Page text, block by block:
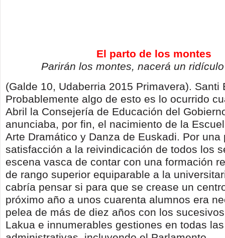
El parto de los montes
Parirán los montes, nacerá un
(Galde 10, Udaberria 2015 Primavera). Santi
Probablemente algo de esto es lo ocurrido
Abril la Consejería de Educación del
anunciaba, por fin, el nacimiento de la
Arte Dramático y Danza de Euskadi. Por una
satisfacción a la reivindicación de todos los
escena vasca de contar con una formación
de rango superior equiparable a la
cabría pensar si para que se crease un
próximo año a unos cuarenta alumnos era
pelea de más de diez años con los
Lakua e innumerables gestiones en todas